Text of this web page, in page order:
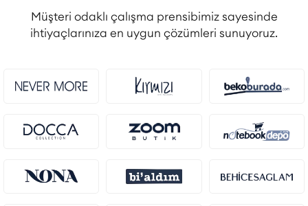
Müşteri odaklı çalışma prensibimiz sayesinde
ihtiyaçlarınıza en uygun çözümleri sunuyoruz.